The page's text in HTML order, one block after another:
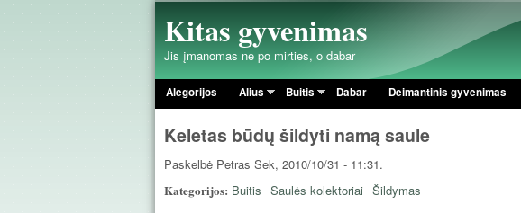
Kitas gyvenimas
Jis įmanomas ne po mirties, o dabar
Pagrindinis meniu
Alegorijos Alius Buitis Dabar Deimantinis gyvenimas
Keletas būdų šildyti namą saule
Paskelbė Petras Sek, 2010/10/31 - 11:31.
Kategorijos: Buitis Saulės kolektoriai Šildymas